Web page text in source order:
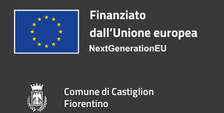
Comune di Castiglion
Fiorentino